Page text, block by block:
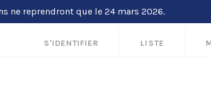
ne reprendront que le 24 mars 2026.
LISTE
S'IDENTIFIER